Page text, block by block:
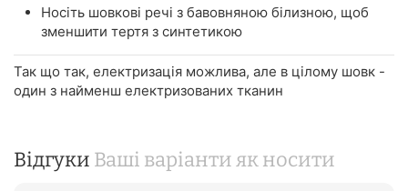
Носіть шовкові речі з бавовняною білизною, щоб
зменшити тертя з синтетикою
Так що так, електризація можлива, але в цілому шовк -
один з найменш електризованих тканин
Відгуки Ваші варіанти як носити